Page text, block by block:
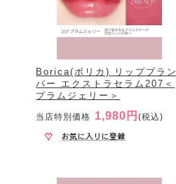
Borica(ボリカ) リッププラン
パー エクストラセラム207＜
プラムジェリー＞
当店特別価格 1,980円(税込)